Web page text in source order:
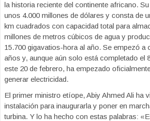
la historia reciente del continente africano.
unos 4.000 millones de dólares y consta de
km cuadrados con capacidad total para
millones de metros cúbicos de agua y
15.700 gigavatios-hora al año. Se empezó a
años y, aunque aún solo está completado el
este 20 de febrero, ha empezado
generar electricidad.
El primer ministro etíope, Abiy Ahmed Ali ha
instalación para inaugurarla y poner en
turbina. Y lo ha hecho con estas palabras: